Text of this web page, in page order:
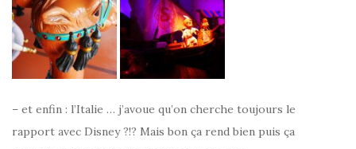
– et enfin : l’Italie … j’avoue qu’on cherche toujours le
rapport avec Disney ?!? Mais bon ça rend bien puis ça